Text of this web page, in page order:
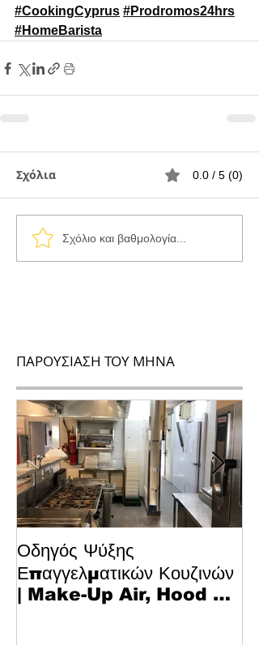
#CookingCyprus #Prodromos24hrs
#HomeBarista
Σχόλια 0.0 / 5 (0)
Σχόλιο και βαθμολογία...
ΠΑΡΟΥΣΙΑΣΗ ΤΟΥ ΜΗΝΑ
Οδηγός Ψύξης
Επαγγελματικών Κουζινών
| Make-Up Air, Hood &